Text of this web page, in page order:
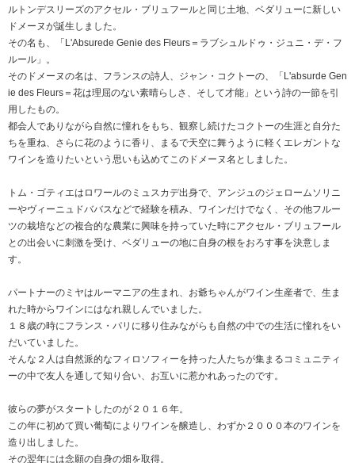
ルトンデスリーズのアクセル・ブリュフールと同じ土地、ベダリューに新しい
ドメーヌが誕生しました。
その名も、「L'Absurede Genie des Fleurs＝ラブシュルドゥ・ジュニ・デ・フ
ルール」。
そのドメーヌの名は、フランスの詩人、ジャン・コクトーの、「L'absurde Gen
ie des Fleurs＝花は理屈のない素晴らしさ、そして才能」という詩の一節を引
用したもの。
都会人でありながら自然に憧れをもち、観察し続けたコクトーの生涯と自分た
ちを重ね、さらに花のように香り、まるで天空に舞うように軽くエレガントな
ワインを造りたいという思いも込めてこのドメーヌ名としました。
トム・ゴティエはロワールのミュスカデ出身で、アンジュのジェロームソリニ
ーやヴィーニュドババスなどで経験を積み、ワインだけでなく、その他フルー
ツの栽培などの複合的な農業に興味を持っていた時にアクセル・ブリュフール
との出会いに刺激を受け、ベダリューの地に自身の根をおろす事を決意しま
す。
パートナーのミヤはルーマニアの生まれ、お爺ちゃんがワイン生産者で、生ま
れた時からワインにはなれ親しんでいました。
１８歳の時にフランス・パリに移り住みながらも自然の中での生活に憧れをい
だいていました。
そんな２人は自然派的なフィロソフィーを持った人たちが集まるコミュニティ
ーの中で友人を通して知り合い、お互いに惹かれあったのです。
彼らの夢がスタートしたのが２０１６年。
この年に初めて買い葡萄によりワインを醸造し、わずか２０００本のワインを
造り出しました。
その翌年には念願の自身の畑を取得。